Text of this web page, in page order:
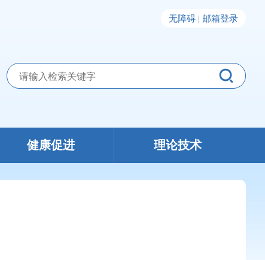
无障碍 | 邮箱登录
健康促进 理论技术